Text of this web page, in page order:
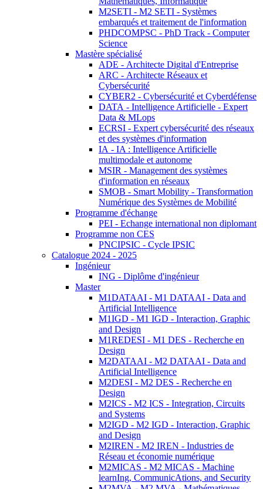
M2SETI - M2 SETI - Systèmes
embarqués et traitement de l'information
PHDCOMPSC - PhD Track - Computer
Science
Mastère spécialisé
ADE - Architecte Digital d'Entreprise
ARC - Architecte Réseaux et
Cybersécurité
CYBER2 - Cybersécurité et Cyberdéfense
DATA - Intelligence Artificielle - Expert
Data & MLops
ECRSI - Expert cybersécurité des réseaux
et des systèmes d'information
IA - IA : Intelligence Artificielle
multimodale et autonome
MSIR - Management des systèmes
d'information en réseaux
SMOB - Smart Mobility - Transformation
Numérique des Systèmes de Mobilité
Programme d'échange
PEI - Echange international non diplomant
Programme non CES
PNCIPSIC - Cycle IPSIC
Catalogue 2024 - 2025
Ingénieur
ING - Diplôme d'ingénieur
Master
M1DATAAI - M1 DATAAI - Data and
Artificial Intelligence
M1IGD - M1 IGD - Interaction, Graphic
and Design
M1REDESI - M1 DES - Recherche en
Design
M2DATAAI - M2 DATAAI - Data and
Artificial Intelligence
M2DESI - M2 DES - Recherche en
Design
M2ICS - M2 ICS - Integration, Circuits
and Systems
M2IGD - M2 IGD - Interaction, Graphic
and Design
M2IREN - M2 IREN - Industries de
Réseau et économie numérique
M2MICAS - M2 MICAS - Machine
learnIng, CommunicAtions, and Security